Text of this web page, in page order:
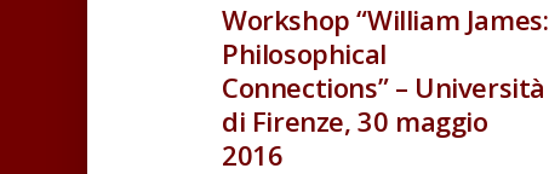
Workshop “William James:
Philosophical
Connections” – Università
di Firenze, 30 maggio
2016